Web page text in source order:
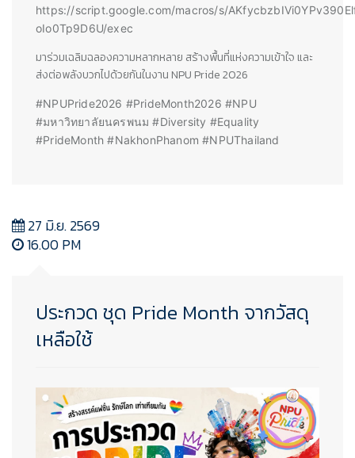
https://script.google.com/macros/s/
oIo0Tp9D6U/exec
มาร่วมเฉลิมฉลองความหลากหลาย สร้างพื้นที่แห่งความเข้าใจ และ
ส่งต่อพลังบวกไปด้วยกันในงาน NPU Pride 2026
#NPUPride2026 #PrideMonth2026 #NPU
#มหาวิทยาลัยนครพนม #Diversity #Equality
#PrideMonth #NakhonPhanom #NPUThailand
27 มิ.ย. 2569
16.00 PM
ประกวด ชุด Pride Month จากวัสดุ
เหลือใช้